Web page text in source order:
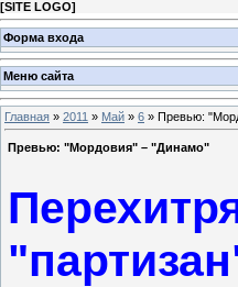
[SITE LOGO]
Форма входа
Меню сайта
Главная » 2011 » Май » 6 » Превью:
Превью: "Мордовия" – "Динамо"